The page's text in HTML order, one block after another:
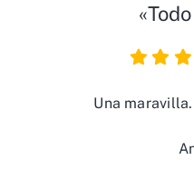
Una